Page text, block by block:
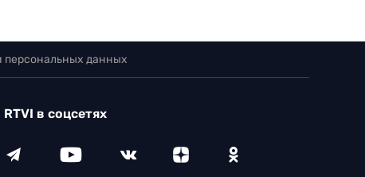
персональных данных
RTVI в соцсетях